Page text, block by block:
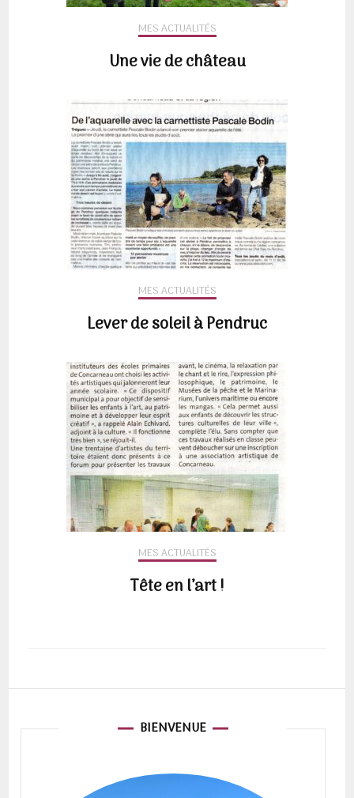
MES ACTUALITÉS
Une vie de château
MES ACTUALITÉS
Lever de soleil à Pendruc
MES ACTUALITÉS
Tête en l’art !
BIENVENUE